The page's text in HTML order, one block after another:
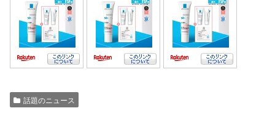
話題のニュース